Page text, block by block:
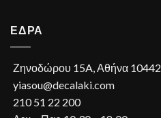
ΕΔΡΑ
Ζηνοδώρου 15A, Αθήνα 10442
yiasou@decalaki.com
210 51 22 200